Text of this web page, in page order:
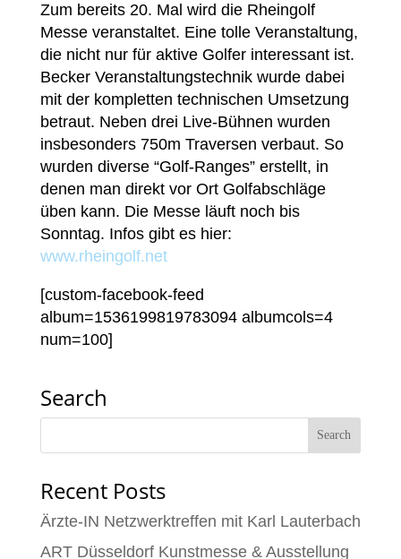
Zum bereits 20. Mal wird die Rheingolf
Messe veranstaltet. Eine tolle Veranstaltung,
die nicht nur für aktive Golfer interessant ist.
Becker Veranstaltungstechnik wurde dabei
mit der kompletten technischen Umsetzung
betraut. Neben drei Live-Bühnen wurden
insbesonders 750m Traversen verbaut. So
wurden diverse “Golf-Ranges” erstellt, in
denen man direkt vor Ort Golfabschläge
üben kann. Die Messe läuft noch bis
Sonntag. Infos gibt es hier:
www.rheingolf.net
[custom-facebook-feed
album=1536199819783094 albumcols=4
num=100]
Search
Recent Posts
Ärzte-IN Netzwerktreffen mit Karl Lauterbach
ART Düsseldorf Kunstmesse & Ausstellung